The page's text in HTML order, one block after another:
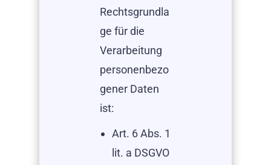
Rechtsgrundla
ge für die
Verarbeitung
personenbezo
gener Daten
ist:
Art. 6 Abs. 1
lit. a DSGVO